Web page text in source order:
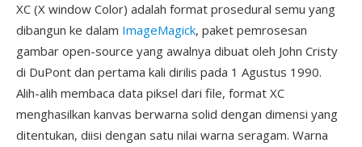
XC (X window Color) adalah format prosedural semu yang
dibangun ke dalam ImageMagick, paket pemrosesan
gambar open-source yang awalnya dibuat oleh John Cristy
di DuPont dan pertama kali dirilis pada 1 Agustus 1990.
Alih-alih membaca data piksel dari file, format XC
menghasilkan kanvas berwarna solid dengan dimensi yang
ditentukan, diisi dengan satu nilai warna seragam. Warna